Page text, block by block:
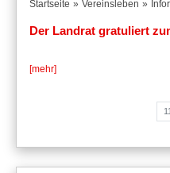
Startseite Vereinsleben
Der Landrat gratuliert
[mehr]